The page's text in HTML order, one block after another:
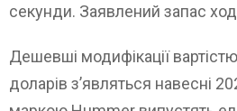
секунди. Заявлений запас
Дешевші модифікації
доларів з’являться навесні